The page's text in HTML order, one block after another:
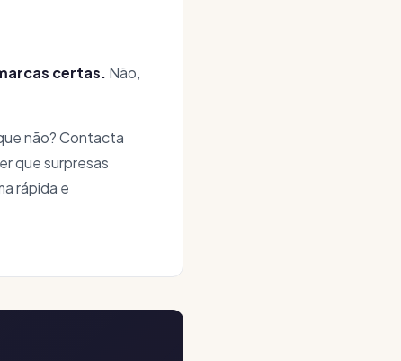
certas. Não,
não? Contacta
que surpresas
rápida e